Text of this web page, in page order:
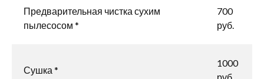
Предварительная чистка сухим
пылесосом *
700
руб.
Сушка *
1000